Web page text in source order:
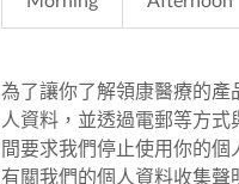
為了讓你了解領康醫療的產
人資料，並透過電郵等方
間要求我們停止使用你的
有關我們的個人資料收集聲